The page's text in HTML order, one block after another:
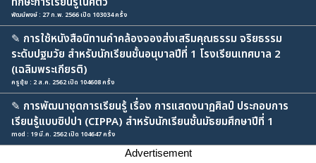
พัฒน์พงษ์ : 27 ก.พ. 2566 เปิด 103034 ครั้ง
✎ การใช้หนังสือนิทานคำคล้องจองส่งเสริมคุณธรรม จริยธรรม
ระดับปฐมวัย สำหรับนักเรียนชั้นอนุบาลปีที่ 1 โรงเรียนเทศบาล 2
(เฉลิมพระเกียรติ)
ครูยุ้ย : 2 ส.ค. 2562 เปิด 104608 ครั้ง
✎ การพัฒนาชุดการเรียนรู้ เรื่อง การแสดงนาฏศิลป์ ประกอบการ
เรียนรู้แบบซิปปา (CIPPA) สำหรับนักเรียนชั้นมัธยมศึกษาปีที่ 1
mod : 19 มี.ค. 2562 เปิด 104647 ครั้ง
Advertisement